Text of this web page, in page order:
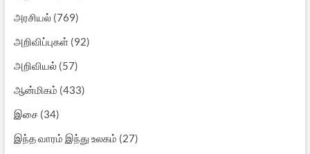
அரசியல்(769)
அறிவிப்புகள்(92)
அறிவியல்(57)
ஆன்மிகம் (433)
இசை(34)
இந்த வாரம் இந்து உலகம் (27)